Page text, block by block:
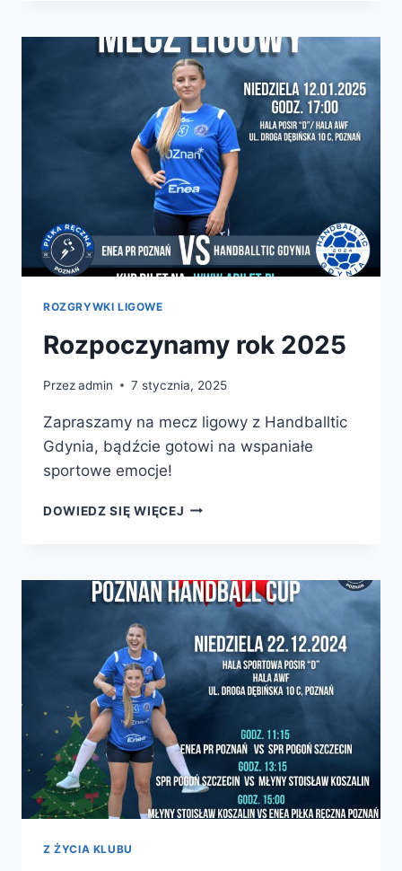
KLUBU!
ROZGRYWKI LIGOWE
Rozpoczynamy rok 2025
Przezadmin 7 stycznia, 2025
Zapraszamy na mecz ligowy z Handballtic
Gdynia, bądźcie gotowi na wspaniałe
sportowe emocje!
DOWIEDZ SIĘ WIĘCEJ ROZPOCZYNAMY
Z ŻYCIA KLUBU